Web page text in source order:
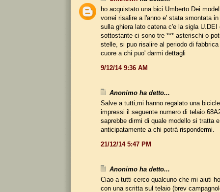
ho acquistato una bici Umberto Dei
vorrei risalire a l'anno e' stata smontata
sulla ghiera lato catena c'e la sigla U.DEI
sottostante ci sono tre *** asterischi o
stelle, si puo risalire al periodo di
cuore a chi puo' darmi dettagli
9/12/14 9:36 AM
Anonimo ha detto...
Salve a tutti,mi hanno regalato una
impressi il seguente numero di telaio
saprebbe dirmi di quale modello si tratta
anticipatamente a chi potrà rispondermi.
21/12/14 5:47 PM
Anonimo ha detto...
Ciao a tutti cerco qualcuno che mi aiuti
con una scritta sul telaio (brev